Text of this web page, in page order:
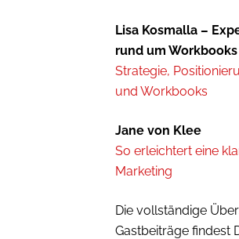
Lisa Kosmalla –
rund um Workbooks
Strategie,
und Workbooks
Jane von Klee
So erleichtert eine
Marketing
Die vollständige
Gastbeiträge findest